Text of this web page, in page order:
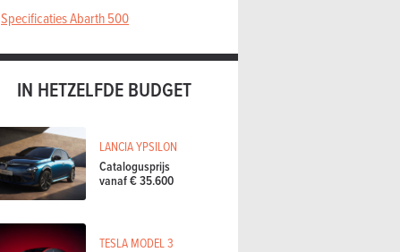
Specificaties Abarth 500
IN HETZELFDE BUDGET
LANCIA YPSILON
Catalogusprijs
vanaf € 35.600
TESLA MODEL 3